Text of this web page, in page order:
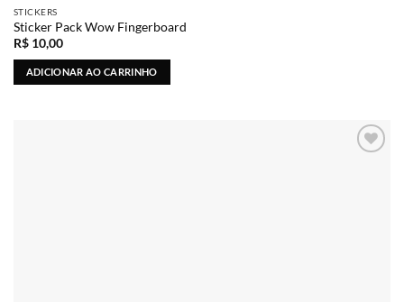
STICKERS
Sticker Pack Wow Fingerboard
R$10,00
ADICIONAR AO CARRINHO